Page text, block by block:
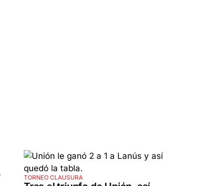
TORNEO CLAUSURA